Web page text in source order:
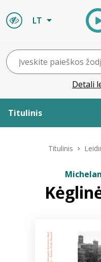
LT
Detali
Titulinis
ELVIS atvyksta
Bibliotekoms
Titulinis